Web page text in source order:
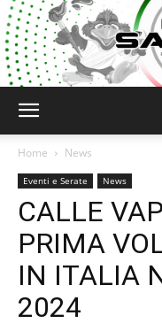
Home News
Eventi e Serate News
CALLE
PRIMA
IN ITALIA
2024